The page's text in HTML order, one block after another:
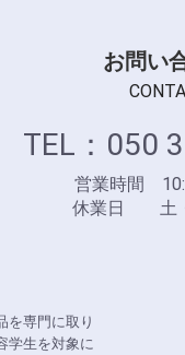
お問い
TEL：050
営業時間
休業日 土・
を専門に取り
学生を対象に